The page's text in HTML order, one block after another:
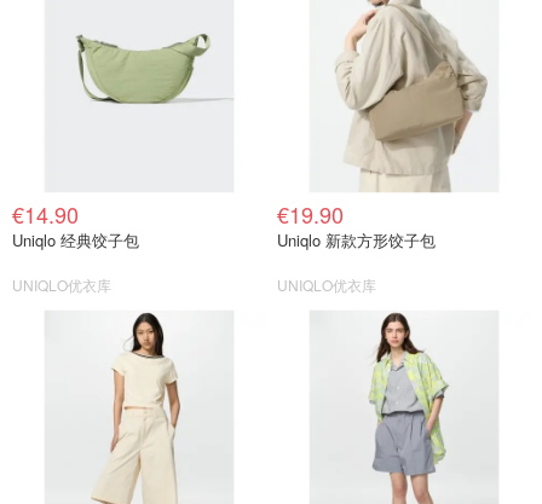
€14.90
Uniqlo 经典饺子包
UNIQLO优衣库
€19.90
Uniqlo 新款方形饺子包
UNIQLO优衣库